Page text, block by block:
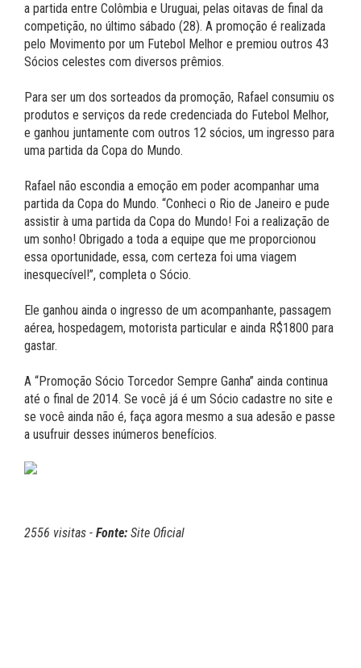
a partida entre Colômbia e Uruguai, pelas oitavas de final da
competição, no último sábado (28). A promoção é realizada
pelo Movimento por um Futebol Melhor e premiou outros 43
Sócios celestes com diversos prêmios.
Para ser um dos sorteados da promoção, Rafael consumiu os
produtos e serviços da rede credenciada do Futebol Melhor,
e ganhou juntamente com outros 12 sócios, um ingresso para
uma partida da Copa do Mundo.
Rafael não escondia a emoção em poder acompanhar uma
partida da Copa do Mundo. “Conheci o Rio de Janeiro e pude
assistir à uma partida da Copa do Mundo! Foi a realização de
um sonho! Obrigado a toda a equipe que me proporcionou
essa oportunidade, essa, com certeza foi uma viagem
inesquecível!”, completa o Sócio.
Ele ganhou ainda o ingresso de um acompanhante, passagem
aérea, hospedagem, motorista particular e ainda R$1800 para
gastar.
A “Promoção Sócio Torcedor Sempre Ganha” ainda continua
até o final de 2014. Se você já é um Sócio cadastre no site e
se você ainda não é, faça agora mesmo a sua adesão e passe
a usufruir desses inúmeros benefícios.
2556 visitas - Fonte: Site Oficial